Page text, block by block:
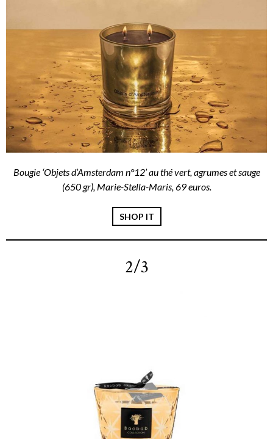
Bougie ‘Objets d’Amsterdam n°12’ au thé vert, agrumes et sauge
(650 gr), Marie-Stella-Maris, 69 euros.
SHOP IT
2/3